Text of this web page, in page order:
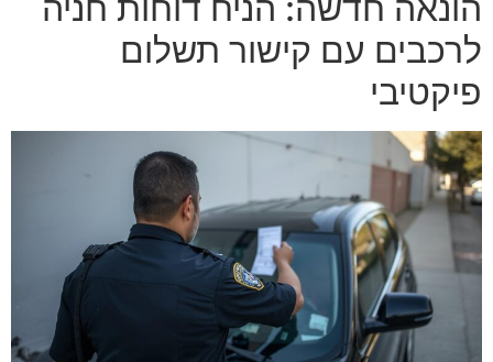
לרכבים עם קישור תשלום
פיקטיבי